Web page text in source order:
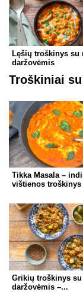
Lęšių troškinys su
daržovėmis
Troškiniai
Tikka Masala –
vištienos troškinys
Grikių troškinys
daržovėmis –...